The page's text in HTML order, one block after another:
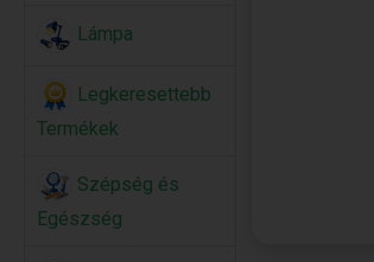
Lámpa
Legkeresettebb
Termékek
Szépség és
Egészség